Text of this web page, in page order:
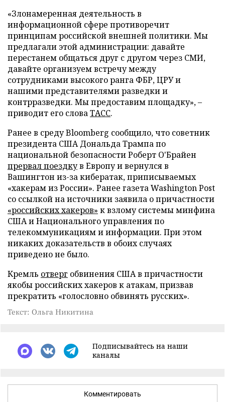
«Злонамеренная деятельность в
информационной сфере противоречит
принципам российской внешней политики. Мы
предлагали этой администрации: давайте
перестанем общаться друг с другом через СМИ,
давайте организуем встречу между
сотрудниками высокого ранга ФБР, ЦРУ и
нашими представителями разведки и
контрразведки. Мы предоставим площадку», –
приводит его словаТАСС.
Ранее в среду Bloomberg сообщило, что советник
президента США Дональда Трампа по
национальной безопасности Роберт О'Брайен
прервал поездкув Европу и вернулся в
Вашингтон из-за кибератак, приписываемых
«хакерам из России». Ранее газета Washington Post
со ссылкой на источники заявила о причастности
«российских хакеров» к взлому системы минфина
США и Национального управления по
телекоммуникациям и информации. При этом
никаких доказательств в обоих случаях
приведено не было.
Кремль отверг обвинения США в причастности
якобы российских хакеров к атакам, призвав
прекратить «голословно обвинять русских».
Текст: Ольга Никитина
Подписывайтесь на наши
каналы
Комментировать